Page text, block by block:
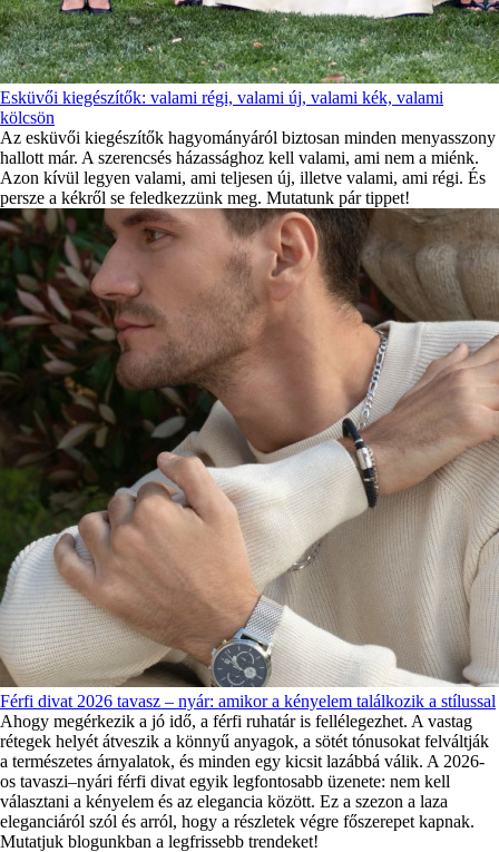
Esküvői kiegészítők: valami régi, valami új, valami kék, valami
kölcsön
Az esküvői kiegészítők hagyományáról biztosan minden menyasszony
hallott már. A szerencsés házassághoz kell valami, ami nem a miénk.
Azon kívül legyen valami, ami teljesen új, illetve valami, ami régi. És
persze a kékről se feledkezzünk meg. Mutatunk pár tippet!
Férfi divat 2026 tavasz – nyár: amikor a kényelem találkozik a stílussal
Ahogy megérkezik a jó idő, a férfi ruhatár is fellélegezhet. A vastag
rétegek helyét átveszik a könnyű anyagok, a sötét tónusokat felváltják
a természetes árnyalatok, és minden egy kicsit lazábbá válik. A 2026-
os tavaszi–nyári férfi divat egyik legfontosabb üzenete: nem kell
választani a kényelem és az elegancia között. Ez a szezon a laza
eleganciáról szól és arról, hogy a részletek végre főszerepet kapnak.
Mutatjuk blogunkban a legfrissebb trendeket!